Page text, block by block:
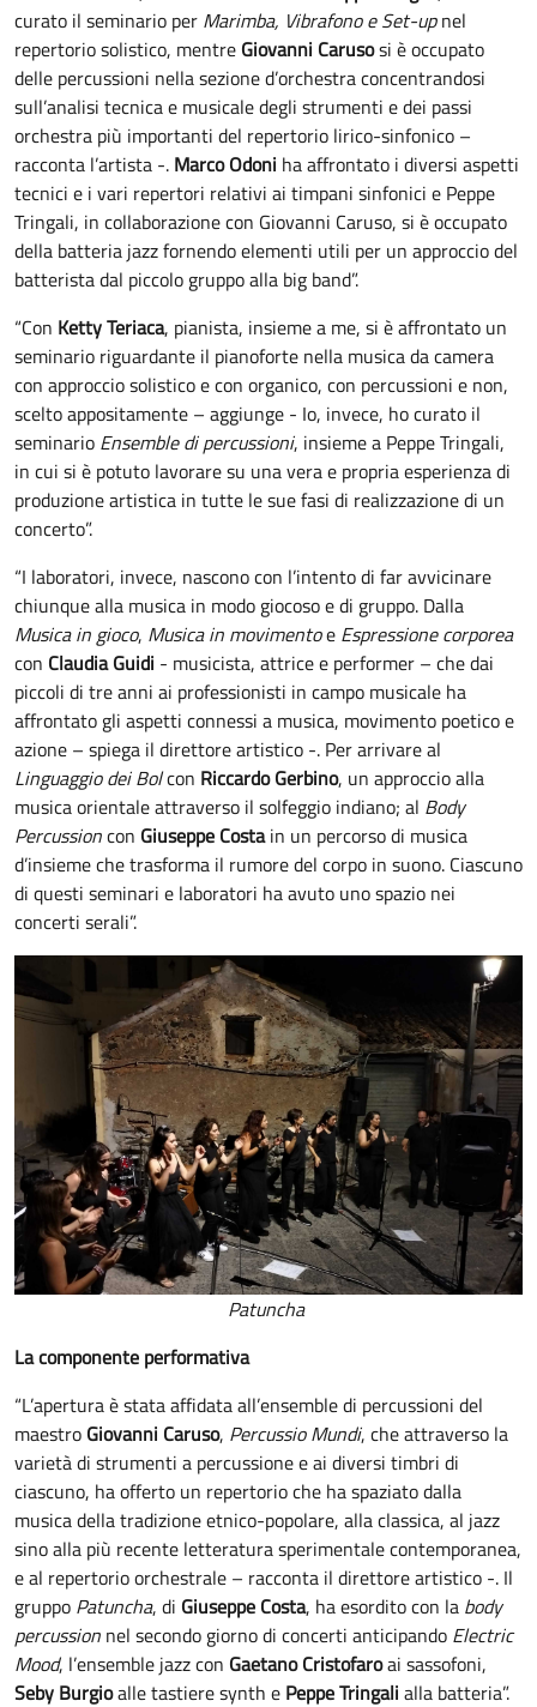
curato il seminario per Marimba, Vibrafono e Set-upnel
repertorio solistico, mentre Giovanni Carusosi è occupato
delle percussioni nella sezione d’orchestra concentrandosi
sull’analisi tecnica e musicale degli strumenti e dei passi
orchestra più importanti del repertorio lirico-sinfonico –
racconta l’artista -. Marco Odoni ha affrontato i diversi aspetti
tecnici e i vari repertori relativi ai timpani sinfonici e Peppe
Tringali, in collaborazione con Giovanni Caruso, si è occupato
della batteria jazz fornendo elementi utili per un approccio del
batterista dal piccolo gruppo alla big band”.
“Con Ketty Teriaca, pianista, insieme a me, si è affrontato un
seminario riguardante il pianoforte nella musica da camera
con approccio solistico e con organico, con percussioni e non,
scelto appositamente – aggiunge - Io, invece, ho curato il
seminario Ensemble di percussioni, insieme a Peppe Tringali,
in cui si è potuto lavorare su una vera e propria esperienza di
produzione artistica in tutte le sue fasi di realizzazione di un
concerto”.
“I laboratori, invece, nascono con l’intento di far avvicinare
chiunque alla musica in modo giocoso e di gruppo. Dalla
Musica in gioco, Musica in movimentoe Espressione corporea
con Claudia Guidi - musicista, attrice e performer – che dai
piccoli di tre anni ai professionisti in campo musicale ha
affrontato gli aspetti connessi a musica, movimento poetico e
azione – spiega il direttore artistico -. Per arrivare al
Linguaggio dei Bolcon Riccardo Gerbino, un approccio alla
musica orientale attraverso il solfeggio indiano; al Body
Percussioncon Giuseppe Costain un percorso di musica
d’insieme che trasforma il rumore del corpo in suono. Ciascuno
di questi seminari e laboratori ha avuto uno spazio nei
concerti serali”.
Patuncha
La componente performativa
“L’apertura è stata affidata all’ensemble di percussioni del
maestro Giovanni Caruso, Percussio Mundi, che attraverso la
varietà di strumenti a percussione e ai diversi timbri di
ciascuno, ha offerto un repertorio che ha spaziato dalla
musica della tradizione etnico-popolare, alla classica, al jazz
sino alla più recente letteratura sperimentale contemporanea,
e al repertorio orchestrale – racconta il direttore artistico -. Il
gruppo Patuncha, di Giuseppe Costa, ha esordito con la body
percussion nel secondo giorno di concerti anticipando Electric
Mood, l’ensemble jazz con Gaetano Cristofaroai sassofoni,
Seby Burgioalle tastiere synth e Peppe Tringali alla batteria”.